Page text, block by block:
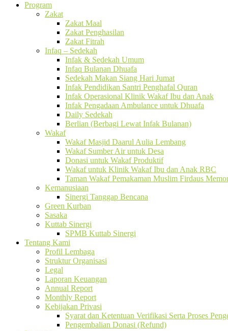
Program
Zakat
Zakat Maal
Zakat Penghasilan
Zakat Fitrah
Infaq – Sedekah
Infak & Sedekah Umum
Infaq Bulanan Dhuafa
Sedekah Makan Siang Hari Jumat
Infak Pendidikan Santri Penghafal Quran
Infak Operasional Klinik Wakaf Ibu dan Anak
Infak Pengadaan Ambulance untuk Dhuafa
Daily Sedekah
Berlian (Berbagi Lewat Infak Bulanan)
Wakaf
Wakaf Masjid Daarul Aulia Lembang
Wakaf Sumber Air untuk Desa
Donasi untuk Wakaf Produktif
Wakaf untuk Klinik Wakaf Ibu dan Anak RBC
Taman Wakaf Pemakaman Muslim Firdaus
Kemanusiaan
Sinergi Tanggap Bencana
Green Kurban
Sasaka
Kuttab Sinergi
SPMB Kuttab Sinergi
Tentang Kami
Profil Lembaga
Struktur Organisasi
Legal
Laporan Keuangan
Annual Report
Monthly Report
Kebijakan Privasi
Syarat dan Ketentuan Verifikasi Serta Proses
Pengembalian Donasi (Refund)